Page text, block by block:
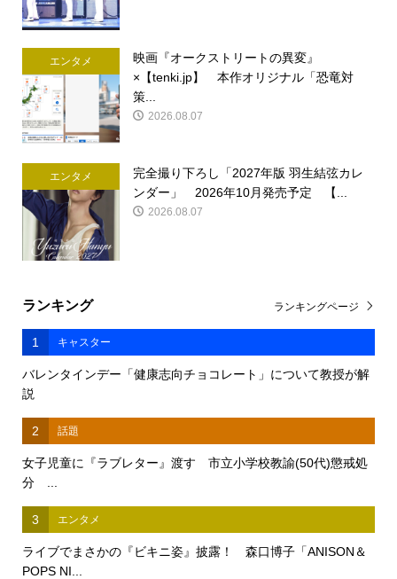
エンタメ
映画『オークストリートの異変』
×【tenki.jp】 本作オリジナル「恐竜対
策...
2026.08.07
エンタメ
完全撮り下ろし「2027年版 羽生結弦カレ
ンダー」 2026年10月発売予定 【...
2026.08.07
ランキング
1 キャスター
バレンタインデー「健康志向チョコレート」について教授が解
説
2 話題
女子児童に『ラブレター』渡す 市立小学校教諭(50代)懲戒処
分 ...
3 エンタメ
ライブでまさかの『ビキニ姿』披露！ 森口博子「ANISON＆
POPS NI...
ランキングページ